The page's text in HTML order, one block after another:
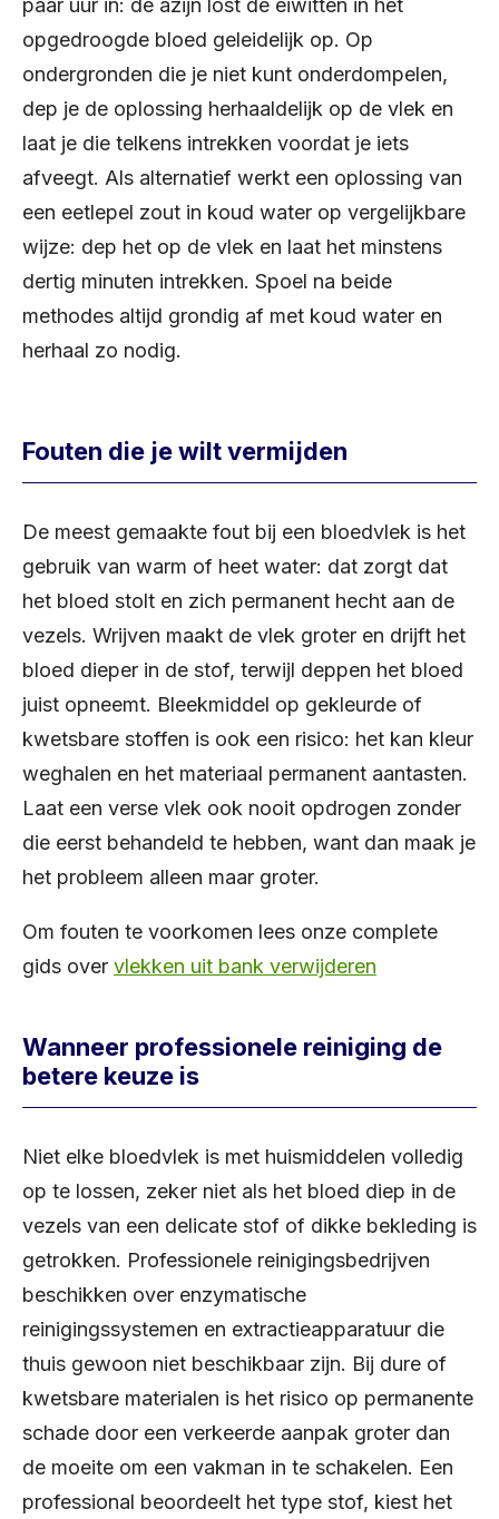
paar uur in: de azijn lost de eiwitten in het
opgedroogde bloed geleidelijk op. Op
ondergronden die je niet kunt onderdompelen,
dep je de oplossing herhaaldelijk op de vlek en
laat je die telkens intrekken voordat je iets
afveegt. Als alternatief werkt een oplossing van
een eetlepel zout in koud water op vergelijkbare
wijze: dep het op de vlek en laat het minstens
dertig minuten intrekken. Spoel na beide
methodes altijd grondig af met koud water en
herhaal zo nodig.
Fouten die je wilt vermijden
De meest gemaakte fout bij een bloedvlek is het
gebruik van warm of heet water: dat zorgt dat
het bloed stolt en zich permanent hecht aan de
vezels. Wrijven maakt de vlek groter en drijft het
bloed dieper in de stof, terwijl deppen het bloed
juist opneemt. Bleekmiddel op gekleurde of
kwetsbare stoffen is ook een risico: het kan kleur
weghalen en het materiaal permanent aantasten.
Laat een verse vlek ook nooit opdrogen zonder
die eerst behandeld te hebben, want dan maak je
het probleem alleen maar groter.
Om fouten te voorkomen lees onze complete
gids over vlekken uit bank verwijderen
Wanneer professionele reiniging de
betere keuze is
Niet elke bloedvlek is met huismiddelen volledig
op te lossen, zeker niet als het bloed diep in de
vezels van een delicate stof of dikke bekleding is
getrokken. Professionele reinigingsbedrijven
beschikken over enzymatische
reinigingssystemen en extractieapparatuur die
thuis gewoon niet beschikbaar zijn. Bij dure of
kwetsbare materialen is het risico op permanente
schade door een verkeerde aanpak groter dan
de moeite om een vakman in te schakelen. Een
professional beoordeelt het type stof, kiest het